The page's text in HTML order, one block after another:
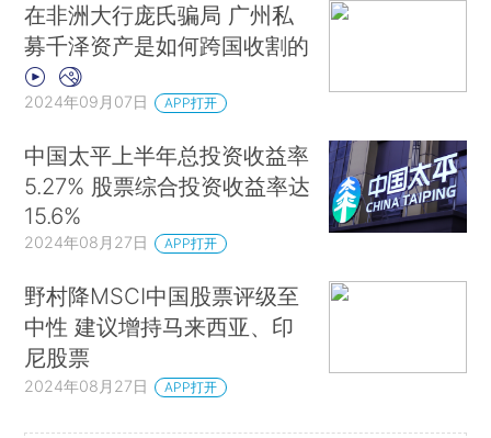
在非洲大行庞氏骗局 广州私
募千泽资产是如何跨国收割的
2024年09月07日 APP打开
中国太平上半年总投资收益率
5.27% 股票综合投资收益率达
15.6%
2024年08月27日 APP打开
野村降MSCI中国股票评级至
中性 建议增持马来西亚、印
尼股票
2024年08月27日 APP打开